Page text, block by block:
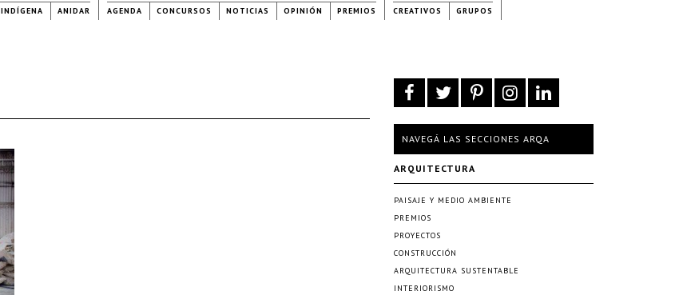
INDÍGENA ANIDAR AGENDA CONCURSOS NOTICIAS OPINIÓN PREMIOS CREATIVOS GRUPOS
NAVEGÁ LAS SECCIONES ARQA
ARQUITECTURA
PAISAJE Y MEDIO AMBIENTE
PREMIOS
PROYECTOS
CONSTRUCCIÓN
ARQUITECTURA SUSTENTABLE
INTERIORISMO